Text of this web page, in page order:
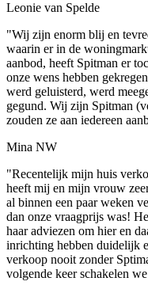
Leonie van Spelde
"Wij zijn enorm blij en
waarin er in de
aanbod, heeft Spitman er
onze wens hebben
werd geluisterd, werd
gegund. Wij zijn Spitman
zouden ze aan iedereen
Mina NW
"Recentelijk mijn huis
heeft mij en mijn vrouw
al binnen een paar weken
dan onze vraagprijs was!
haar adviezen om hier en
inrichting hebben duidelijk
verkoop nooit zonder
volgende keer schakelen